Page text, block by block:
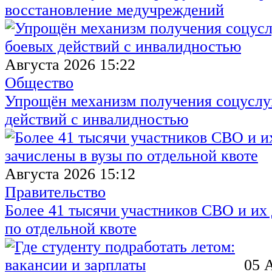
восстановление медучреждений
Августа 2026 15:22
Общество
Упрощён механизм получения
действий с инвалидностью
Августа 2026 15:12
Правительство
Более 41 тысячи участников СВО и их
по отдельной квоте
05